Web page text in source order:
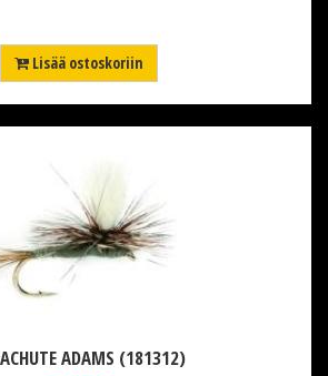
Lisää ostoskoriin
ADAMS (181312)